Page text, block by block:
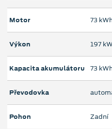
Motor 73
Výkon 197
Kapacita akumulátoru 73
Převodovka
Pohon Zadní